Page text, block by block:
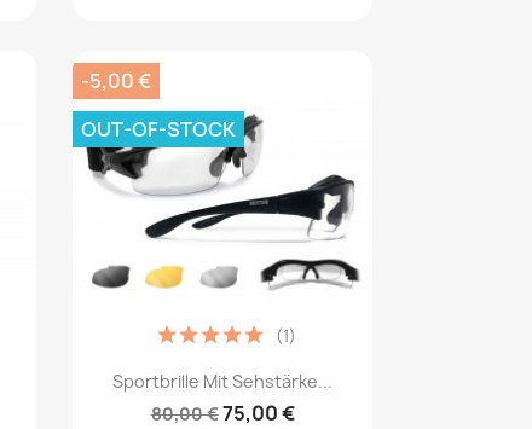
Vorschau
Sportbrille Mit Sehstärke...
80,00 €75,00 €
(1)
-5,00 €
OUT-OF-STOCK